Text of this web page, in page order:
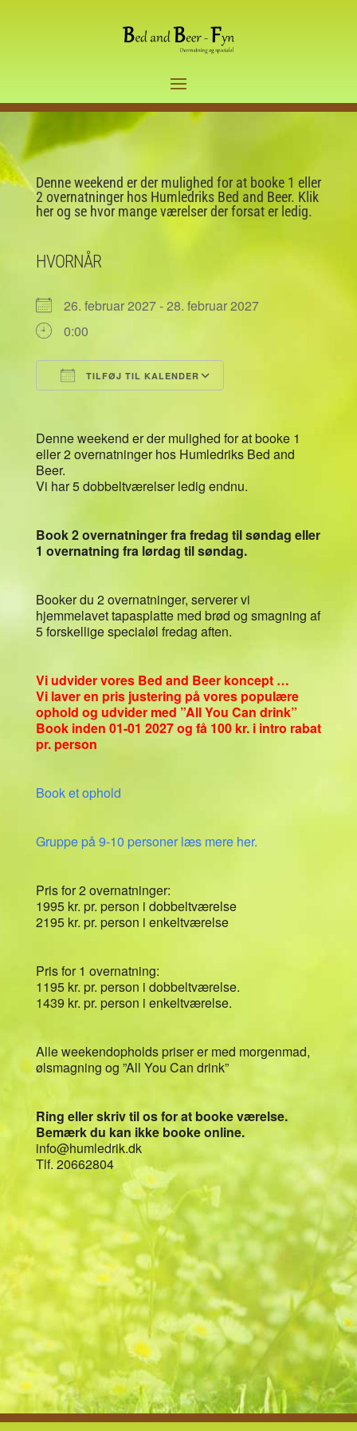
Denne weekend er der mulighed for at booke 1 eller
2 overnatninger hos Humledriks Bed and Beer. Klik
her og se hvor mange værelser der forsat er ledig.
HVORNÅR
26. februar 2027 - 28. februar 2027
0:00
TILFØJ TIL KALENDER
Denne weekend er der mulighed for at booke 1
eller 2 overnatninger hos Humledriks Bed and
Beer.
Vi har 5 dobbeltværelser ledig endnu.
Book 2 overnatninger fra fredag til søndag eller
1 overnatning fra lørdag til søndag.
Booker du 2 overnatninger, serverer vi
hjemmelavet tapasplatte med brød og smagning af
5 forskellige specialøl fredag aften.
Vi udvider vores Bed and Beer koncept …
Vi laver en pris justering på vores populære
ophold og udvider med ”All You Can drink”
Book inden 01-01 2027 og få 100 kr. i intro rabat
pr. person
Book et ophold
Gruppe på 9-10 personer læs mere her.
Pris for 2 overnatninger:
1995 kr. pr. person i dobbeltværelse
2195 kr. pr. person i enkeltværelse
Pris for 1 overnatning:
1195 kr. pr. person i dobbeltværelse.
1439 kr. pr. person i enkeltværelse.
Alle weekendopholds priser er med morgenmad,
ølsmagning og ”All You Can drink”
Ring eller skriv til os for at booke værelse.
Bemærk du kan ikke booke online.
info@humledrik.dk
Tlf. 20662804